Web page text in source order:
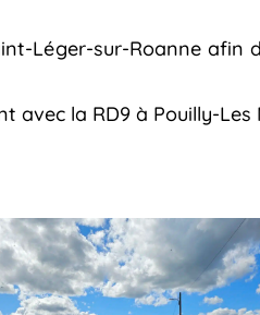
Léger-sur-Roanne
avec la RD9 à Pouilly-Les